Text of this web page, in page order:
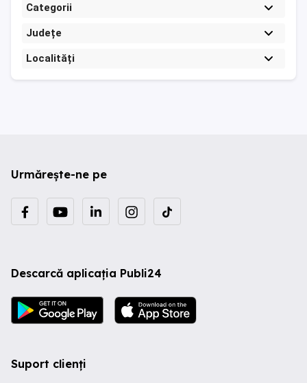
Categorii
Județe
Localități
Urmărește-ne pe
Descarcă aplicația Publi24
Suport clienți